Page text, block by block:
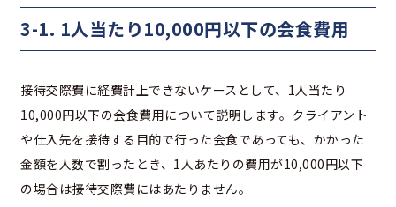
3-1. 1人当たり10,000円以下の会食費用
接待交際費に経費計上できないケースとして、1人当たり
10,000円以下の会食費用について説明します。クライアント
や仕入先を接待する目的で行った会食であっても、かかった
金額を人数で割ったとき、1人あたりの費用が10,000円以下
の場合は接待交際費にはあたりません。